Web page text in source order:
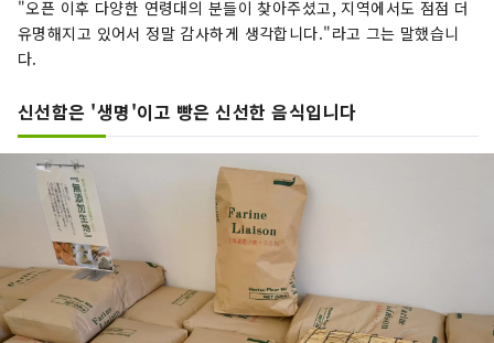
"오픈 이후 다양한 연령대의 분들이 찾아주셨고, 지역에서도 점점 더
유명해지고 있어서 정말 감사하게 생각합니다."라고 그는 말했습니
다.
신선함은 '생명'이고 빵은 신선한 음식입니다